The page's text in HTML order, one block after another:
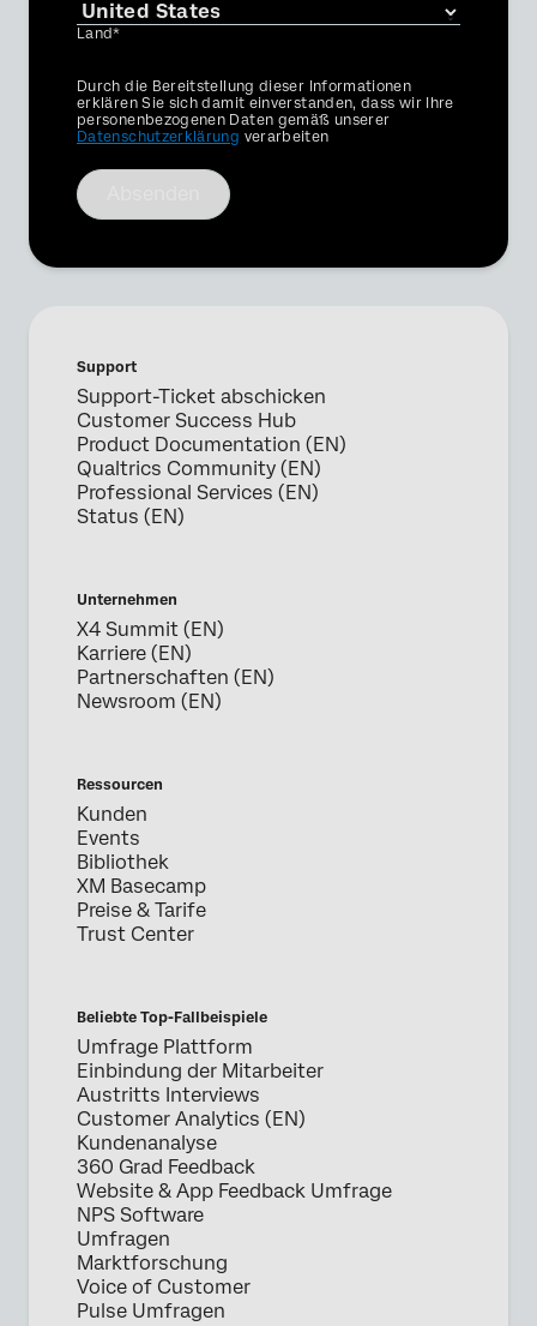
Land*
Privacy
Optin
Durch die Bereitstellung dieser Informationen
erklären Sie sich damit einverstanden, dass wir Ihre
personenbezogenen Daten gemäß unserer
Datenschutzerklärung verarbeiten
Support
Support-Ticket abschicken
Customer Success Hub
Product Documentation (EN)
Qualtrics Community (EN)
Professional Services (EN)
Status (EN)
Unternehmen
X4 Summit (EN)
Karriere (EN)
Partnerschaften (EN)
Newsroom (EN)
Ressourcen
Kunden
Events
Bibliothek
XM Basecamp
Preise & Tarife
Trust Center
Beliebte Top-Fallbeispiele
Umfrage Plattform
Einbindung der Mitarbeiter
Austritts Interviews
Customer Analytics (EN)
Kundenanalyse
360 Grad Feedback
Website & App Feedback Umfrage
NPS Software
Umfragen
Marktforschung
Voice of Customer
Pulse Umfragen